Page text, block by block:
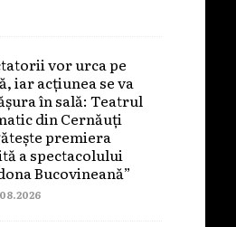
vor urca pe
iar acțiunea se va
în sală: Teatrul
din Cernăuți
premiera
a spectacolului
Bucovineană”